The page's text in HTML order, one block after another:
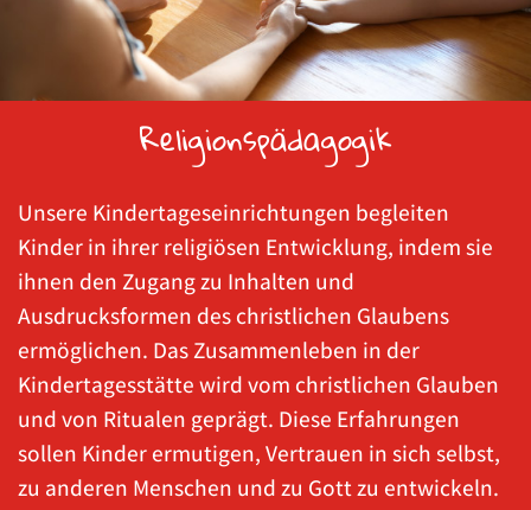
Religionspädagogik
Unsere Kindertageseinrichtungen begleiten
Kinder in ihrer religiösen Entwicklung, indem sie
ihnen den Zugang zu Inhalten und
Ausdrucksformen des christlichen Glaubens
ermöglichen. Das Zusammenleben in der
Kindertagesstätte wird vom christlichen Glauben
und von Ritualen geprägt. Diese Erfahrungen
sollen Kinder ermutigen, Vertrauen in sich selbst,
zu anderen Menschen und zu Gott zu entwickeln.